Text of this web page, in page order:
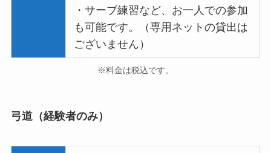
・サーブ練習など、お一人での参加
も可能です。（専用ネットの貸出は
ございません）
※料金は税込です。
弓道（経験者のみ）